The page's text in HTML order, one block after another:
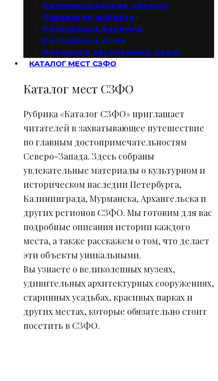
Калининградская область
Псковская область
Республика Карелия
Республика Коми
Ненецкий автономный округ
КАТАЛОГ МЕСТ СЗФО
Каталог мест СЗФО
Рубрика «Каталог СЗФО» приглашает
читателей в захватывающее путешествие
по главным достопримечательностям
Северо-Запада. Здесь собраны
увлекательные материалы о культурном и
историческом наследии Петербурга,
Калининграда, Мурманска, Архангельска и
других регионов СЗФО. Мы готовим для вас
подробные описания истории каждого
места, а также расскажем о том, что делает
эти объекты уникальными.
Вы узнаете о великолепных музеях,
удивительных архитектурных сооружениях,
старинных усадьбах, красивых парках и
других местах, которые обязательно стоит
посетить в СЗФО.